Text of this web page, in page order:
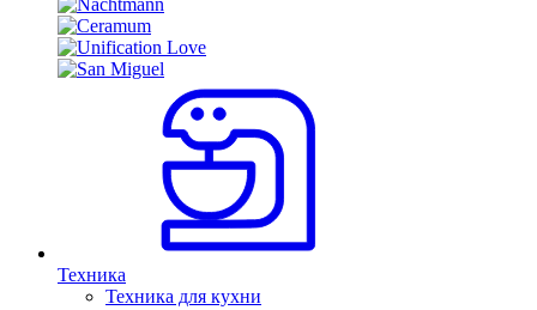
Техника
Техника для кухни